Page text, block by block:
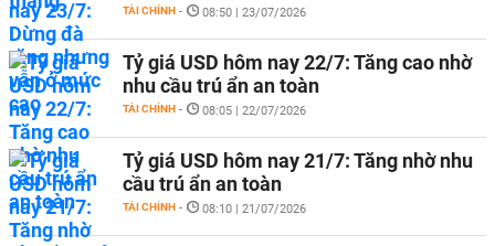
TÀI CHÍNH - 08:50 | 23/07/2026
Tỷ giá USD hôm nay 22/7: Tăng cao nhờ
nhu cầu trú ẩn an toàn
TÀI CHÍNH - 08:05 | 22/07/2026
Tỷ giá USD hôm nay 21/7: Tăng nhờ nhu
cầu trú ẩn an toàn
TÀI CHÍNH - 08:10 | 21/07/2026